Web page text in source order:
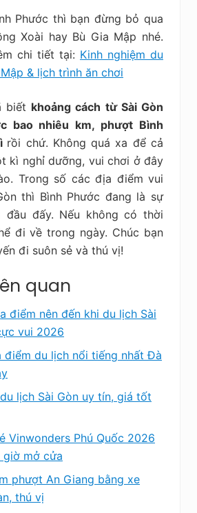
Phước thì bạn đừng bỏ qua
Xoài hay Bù Gia Mập nhé.
chi tiết tại: Kinh nghiệm du
& lịch trình ăn chơi
biết khoảng cách từ Sài Gòn
bao nhiêu km, phượt Bình
rồi chứ. Không quá xa để cả
kì nghỉ dưỡng, vui chơi ở đây
Trong số các địa điểm vui
thì Bình Phước đang là sự
đầu đấy. Nếu không có thời
đi về trong ngày. Chúc bạn
đi suôn sẻ và thú vị!
quan
điểm nên đến khi du lịch Sài
vui 2026
điểm du lịch nổi tiếng nhất Đà
lịch Sài Gòn uy tín, giá tốt
Vinwonders Phú Quốc 2026
giờ mở cửa
phượt An Giang bằng xe
thú vị